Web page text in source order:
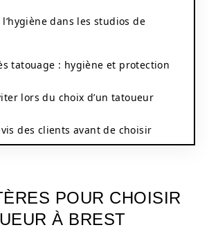
l’hygiène dans les studios de
tatouage : hygiène et protection
lors du choix d’un tatoueur
des clients avant de choisir
POUR CHOISIR
À BREST